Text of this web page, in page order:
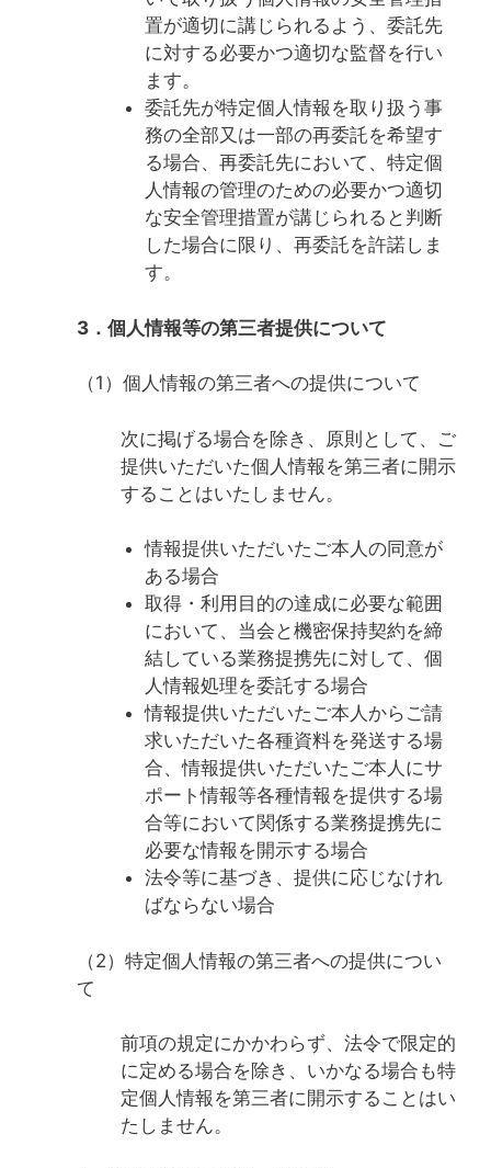
置が適切に講じられるよう、委託先
に対する必要かつ適切な監督を行い
ます。
委託先が特定個人情報を取り扱う事
務の全部又は一部の再委託を希望す
る場合、再委託先において、特定個
人情報の管理のための必要かつ適切
な安全管理措置が講じられると判断
した場合に限り、再委託を許諾しま
す。
3．個人情報等の第三者提供について
（1）個人情報の第三者への提供について
次に掲げる場合を除き、原則として、ご
提供いただいた個人情報を第三者に開示
することはいたしません。
情報提供いただいたご本人の同意が
ある場合
取得・利用目的の達成に必要な範囲
において、当会と機密保持契約を締
結している業務提携先に対して、個
人情報処理を委託する場合
情報提供いただいたご本人からご請
求いただいた各種資料を発送する場
合、情報提供いただいたご本人にサ
ポート情報等各種情報を提供する場
合等において関係する業務提携先に
必要な情報を開示する場合
法令等に基づき、提供に応じなけれ
ばならない場合
（2）特定個人情報の第三者への提供につい
て
前項の規定にかかわらず、法令で限定的
に定める場合を除き、いかなる場合も特
定個人情報を第三者に開示することはい
たしません。